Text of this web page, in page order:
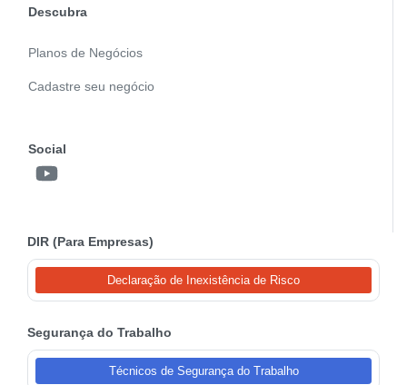
Descubra
Planos de Negócios
Cadastre seu negócio
Social
DIR (Para Empresas)
Declaração de Inexistência de Risco
Segurança do Trabalho
Técnicos de Segurança do Trabalho